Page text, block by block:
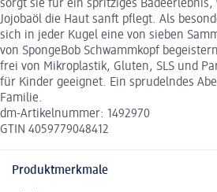
sorgt sie für ein spritziges
Jojobaöl die Haut sanft pflegt. Als
sich in jeder Kugel eine von sieben
von SpongeBob Schwammkopf
frei von Mikroplastik, Gluten, SLS und
für Kinder geeignet. Ein sprudelndes
Familie.
dm-Artikelnummer: 1492970
GTIN 4059779048412
Produktmerkmale